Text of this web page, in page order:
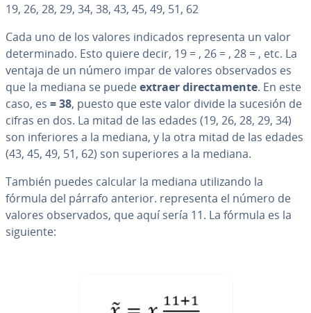
19, 26, 28, 29, 34, 38, 43, 45, 49, 51, 62
Cada uno de los valores indicados re­pre­se­n­ta un valor
de­te­r­mi­na­do. Esto quiere decir, 19 = , 26 = , 28 = , etc. La
ventaja de un número impar de valores ob­se­r­va­dos es
que la mediana se puedeextraer di­re­c­ta­me­n­te. En este
caso, es =38, puesto que este valor divide la sucesión de
cifras en dos. La mitad de las edades (19, 26, 28, 29, 34)
son in­fe­rio­res a la mediana, y la otra mitad de las edades
(43, 45, 49, 51, 62) son su­pe­rio­res a la mediana.
También puedes calcular la mediana uti­li­za­n­do la
fórmula del párrafo anterior. re­pre­se­n­ta el número de
valores ob­se­r­va­dos, que aquí sería 11. La fórmula es la
siguiente: